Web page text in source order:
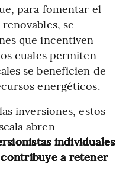
para fomentar el
se
que incentiven
cuales permiten
se beneficien de
energéticos.
inversiones, estos
abren
individuales
a retener